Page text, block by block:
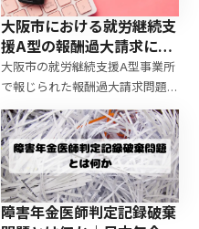
大阪市における就労継続支
援A型の報酬過大請求につ
いて
大阪市の就労継続支援A型事業所
で報じられた報酬過大請求問題
について、就労移行支援体制加算
の不正スキーム、20億円超とさ
れる請求額の背景、制度運用と
今後の課題を解説します。
障害年金医師判定記録破棄